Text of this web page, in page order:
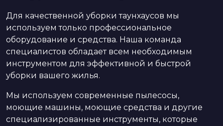
Для качественной уборки таунхаусов мы
используем только профессиональное
оборудование и средства. Наша команда
специалистов обладает всем необходимым
инструментом для эффективной и быстрой
уборки вашего жилья.
Мы используем современные пылесосы,
моющие машины, моющие средства и другие
специализированные инструменты, которые